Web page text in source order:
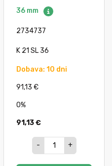
36 mm
2734737
K 21 SL 36
Dobava: 10 dni
91,13 €
0%
91,13 €
- +